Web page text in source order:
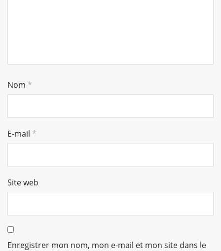
Nom *
E-mail *
Site web
Enregistrer mon nom, mon e-mail et mon site dans le